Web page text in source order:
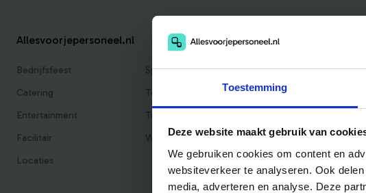
Toestemming
Deze website maakt gebruik van
We gebruiken cookies om content en
websiteverkeer te analyseren. Ook
media, adverteren en analyse. Deze
Allesvoorjepersoneel.nl
Bedrijfsfeest
Catering
Entertainment
Facilitair
Locaties
Sportief
Teambuilding
Traktaties & Geschenken
Workshops
Blog